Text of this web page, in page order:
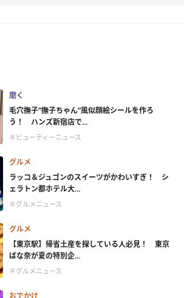
磨く
毛穴撫子“撫子ちゃん”風似顔絵シールを作ろ
う！ ハンズ新宿店で...
＃ビューティーニュース
グルメ
ラッコ＆ジュゴンのスイーツがかわいすぎ！ シ
ェラトン都ホテル大...
＃グルメニュース
グルメ
【東京駅】帰省土産を探している人必見！ 東京
ばな奈が夏の特別企...
＃グルメニュース